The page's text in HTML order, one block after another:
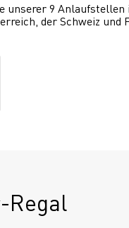
unserer 9 Anlaufstellen
der Schweiz und
Regal